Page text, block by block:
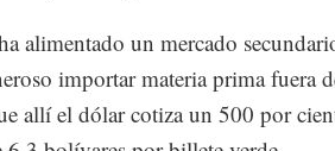
alimentado un mercado
importar materia prima fuera
allí el dólar cotiza un 500 por